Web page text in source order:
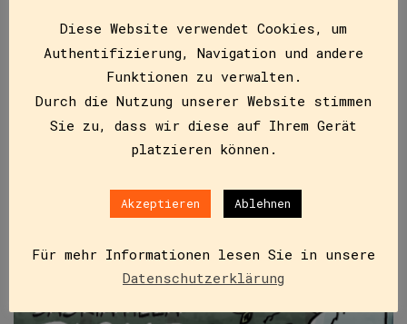
Lola reicht´s (E-Book)
ISBN9783991280316
Lola macht es wütend, wenn ihr Bruder Max sie
„Zwerg“ nennt oder „Pummelchen“ und sie an den
Zöpfen zieht. Mama kriegt oft gar nicht mit,…
IN DEN WARENKORB
Diese Website verwendet Cookies, um
Authentifizierung, Navigation und andere
Funktionen zu verwalten.
Durch die Nutzung unserer Website stimmen
Sie zu, dass wir diese auf Ihrem Gerät
platzieren können.
Akzeptieren Ablehnen
Für mehr Informationen lesen Sie in unsere
Datenschutzerklärung